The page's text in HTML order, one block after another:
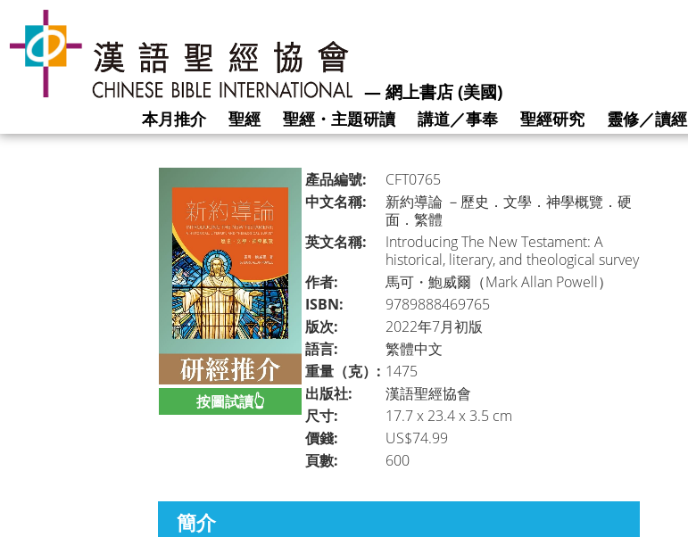
―網上書店 (美國)
本月推介 聖經 聖經・主題研讀 講道／事奉 聖經研究 靈修／讀經
按圖試讀👆
產品編號:
CFT0765
中文名稱:
新約導論 －歷史．文學．神學概覽．硬
面．繁體
英文名稱:
Introducing The New Testament: A
historical, literary, and theological survey
作者:
馬可・鮑威爾（Mark Allan Powell）
ISBN:
9789888469765
版次:
2022年7月初版
語言:
繁體中文
重量（克）: 1475
出版社:
漢語聖經協會
尺寸:
17.7 x 23.4 x 3.5 cm
價錢:
US$74.99
頁數:
600
簡介